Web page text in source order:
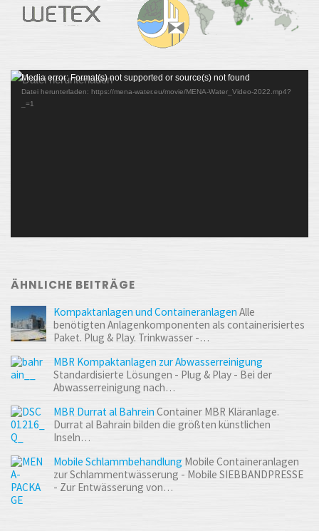
Video-
Player
Media error: Format(s) not supported or source(s) not found
Datei herunterladen: https://mena-water.eu/movie/MENA-Water_Video-2022.mp4?
_=1
ÄHNLICHE BEITRÄGE
Kompaktanlagen und Containeranlagen Alle
benötigten Anlagen­komponenten als containerisiertes
Paket. Plug & Play. Trinkwasser -…
MBR Kompaktanlagen zur Abwasserreinigung
Standardisierte Lösungen - Plug & Play - Bei der
Abwasserreinigung nach…
MBR Durrat al Bahrein Container MBR Kläranlage.
Durrat al Bahrain bilden die größten künstlichen
Inseln…
Mobile Schlammbehandlung Mobile Containeranlagen
zur Schlammentwässerung - Mobile SIEBBANDPRESSE
- Zur Entwässerung von…